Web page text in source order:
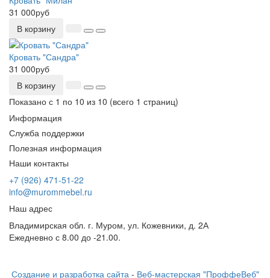
31 000руб
В корзину
Кровать "Сандра"
31 000руб
В корзину
Показано с 1 по 10 из 10 (всего 1 страниц)
Информация
Служба поддержки
Полезная информация
Наши контакты
+7 (926) 471-51-22
info@murommebel.ru
Наш адрес
Владимирская обл. г. Муром, ул. Кожевники, д. 2А
Ежедневно с 8.00 до -21.00.
Создание и разработка сайта- Веб-мастерская "ПроффеВеб"